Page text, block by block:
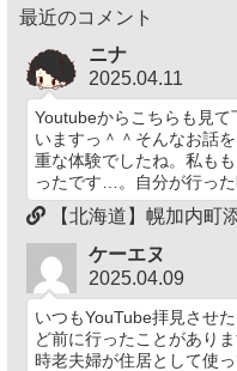
最近のコメント
ニナ
2025.04.11
Youtubeからこちらも見
いますっ＾＾そんなお話
重な体験でしたね。私も
ったです…。自分が行った
【北海道】幌加内町
ケーエヌ
2025.04.09
いつもYouTube拝見させ
ど前に行ったことがあり
時老夫婦が住居として使